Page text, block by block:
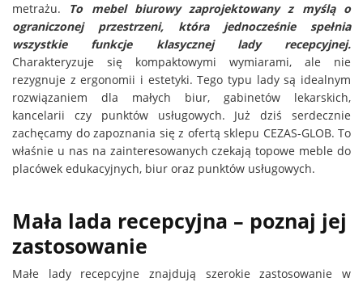
metrażu. To mebel biurowy zaprojektowany z myślą o
ograniczonej przestrzeni, która jednocześnie spełnia
wszystkie funkcje klasycznej lady recepcyjnej.
Charakteryzuje się kompaktowymi wymiarami, ale nie
rezygnuje z ergonomii i estetyki. Tego typu lady są idealnym
rozwiązaniem dla małych biur, gabinetów lekarskich,
kancelarii czy punktów usługowych. Już dziś serdecznie
zachęcamy do zapoznania się z ofertą sklepu CEZAS-GLOB. To
właśnie u nas na zainteresowanych czekają topowe meble do
placówek edukacyjnych, biur oraz punktów usługowych.
Mała lada recepcyjna – poznaj jej
zastosowanie
Małe lady recepcyjne znajdują szerokie zastosowanie w